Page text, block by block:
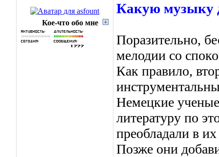
Кое-что обо мне
Какую музыку
Поразительно,
мелодии со
Как правило,
Немецкие
литературу по
преобладали в
Позже они